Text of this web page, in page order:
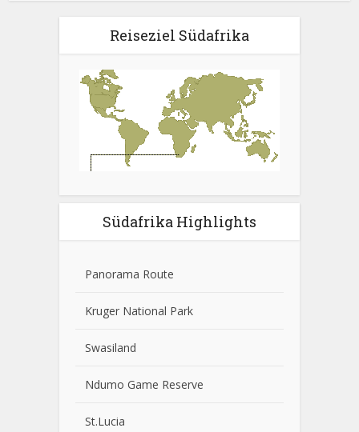
Reiseziel Südafrika
Südafrika Highlights
Panorama Route
Kruger National Park
Swasiland
Ndumo Game Reserve
St.Lucia